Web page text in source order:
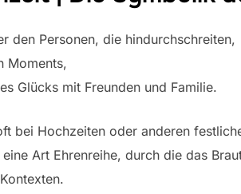
den Personen, die hindurchschreiten,
Moments,
Glücks mit Freunden und Familie.
bei Hochzeiten oder anderen
Art Ehrenreihe, durch die das